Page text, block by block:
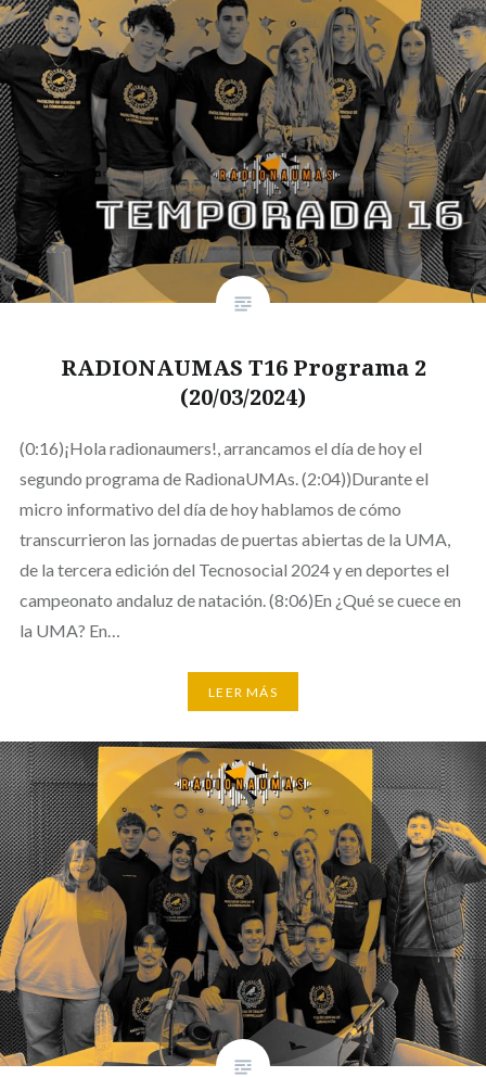
RADIONAUMAS T16 Programa 2
(20/03/2024)
(0:16)¡Hola radionaumers!, arrancamos el día de hoy el
segundo programa de RadionaUMAs. (2:04))Durante el
micro informativo del día de hoy hablamos de cómo
transcurrieron las jornadas de puertas abiertas de la UMA,
de la tercera edición del Tecnosocial 2024 y en deportes el
campeonato andaluz de natación. (8:06)En ¿Qué se cuece en
la UMA? En…
LEER MÁS